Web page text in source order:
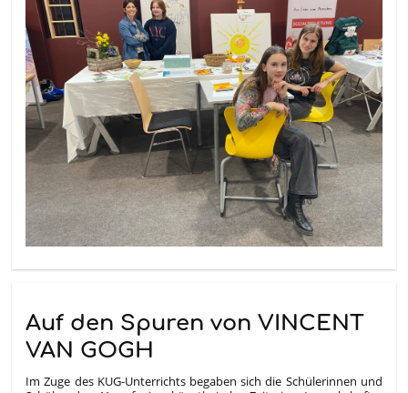
Auf den Spuren von VINCENT
VAN GOGH
Im Zuge des KUG-Unterrichts begaben sich die Schülerinnen und